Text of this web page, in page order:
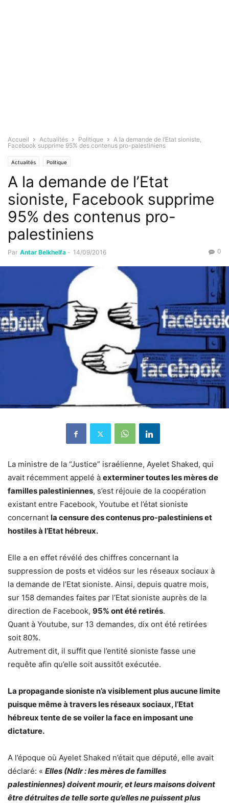
Accueil Actualités Politique
A la demande de l’Etat sioniste,
Facebook supprime 95% des contenus pro-palestiniens
Actualités Politique
A la demande de l’Etat
sioniste, Facebook supprime
95% des contenus pro-
palestiniens
Par Antar Belkhelfa - 14/09/2016 0
La ministre de la “Justice” israélienne, Ayelet Shaked, qui
avait récemment appelé à exterminer toutes les mères de
familles palestiniennes, s’est réjouie de la coopération
existant entre Facebook, Youtube et l’état sioniste
concernant la censure des contenus pro-palestiniens et
hostiles à l’Etat hébreux.
Elle a en effet révélé des chiffres concernant la
suppression de posts et vidéos sur les réseaux sociaux à
la demande de l’Etat sioniste. Ainsi, depuis quatre mois,
sur 158 demandes faites par l’Etat sioniste auprès de la
direction de Facebook, 95% ont été retirés.
Quant à Youtube, sur 13 demandes, dix ont été retirées
soit 80%.
Autrement dit, il suffit que l’entité sioniste fasse une
requête afin qu’elle soit aussitôt exécutée.
La propagande sioniste n’a visiblement plus aucune limite
puisque même à travers les réseaux sociaux, l’Etat
hébreux tente de se voiler la face en imposant une
dictature.
A l’époque où Ayelet Shaked n’était que député, elle avait
déclaré: « Elles (Ndlr : les mères de familles
palestiniennes) doivent mourir, et leurs maisons doivent
être détruites de telle sorte qu’elles ne puissent plus